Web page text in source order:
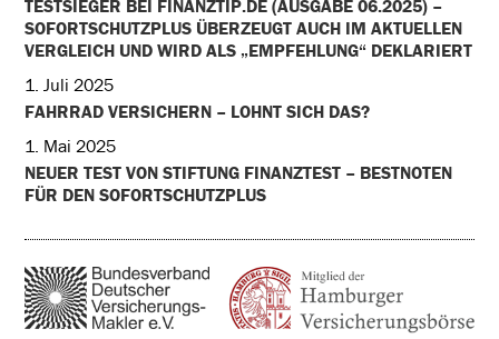
TESTSIEGER BEI FINANZTIP.DE (AUSGABE 06.2025) –
SOFORTSCHUTZPLUS ÜBERZEUGT AUCH IM AKTUELLEN
VERGLEICH UND WIRD ALS „EMPFEHLUNG“ DEKLARIERT
1. Juli 2025
FAHRRAD VERSICHERN – LOHNT SICH DAS?
1. Mai 2025
NEUER TEST VON STIFTUNG FINANZTEST – BESTNOTEN
FÜR DEN SOFORTSCHUTZPLUS